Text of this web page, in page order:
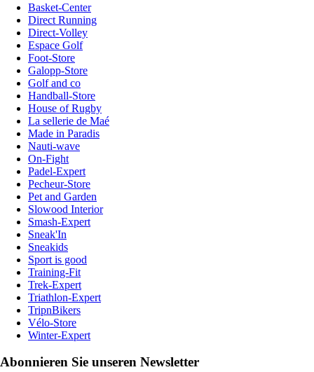
Basket-Center
Direct Running
Direct-Volley
Espace Golf
Foot-Store
Galopp-Store
Golf and co
Handball-Store
House of Rugby
La sellerie de Maé
Made in Paradis
Nauti-wave
On-Fight
Padel-Expert
Pecheur-Store
Pet and Garden
Slowood Interior
Smash-Expert
Sneak'In
Sneakids
Sport is good
Training-Fit
Trek-Expert
Triathlon-Expert
TripnBikers
Vélo-Store
Winter-Expert
Abonnieren Sie unseren Newsletter